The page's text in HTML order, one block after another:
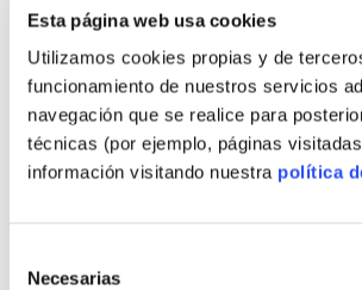
Esta página web usa cookies
Utilizamos cookies propias y de
funcionamiento de nuestros servicios
navegación que se realice para
técnicas (por ejemplo, páginas
información visitando nuestra política
Necesarias
Básico
0€